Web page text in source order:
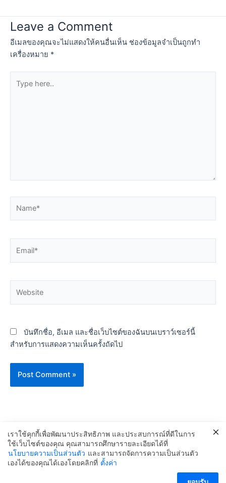
Leave a Comment
อีเมลของคุณจะไม่แสดงให้คนอื่นเห็น ช่องข้อมูลจำเป็นถูกทำ
เครื่องหมาย *
here..
บันทึกชื่อ, อีเมล และชื่อเว็บไซต์ของฉันบนเบราว์เซอร์นี้
สำหรับการแสดงความเห็นครั้งถัดไป
Copyright © 2024 สน.ลำผักชี
เราใช้คุกกี้เพื่อพัฒนาประสิทธิภาพ และประสบการณ์ที่ดีในการ
ใช้เว็บไซต์ของคุณ คุณสามารถศึกษารายละเอียดได้ที่
นโยบายความเป็นส่วนตัว และสามารถจัดการความเป็นส่วนตัว
เองได้ของคุณได้เองโดยคลิกที่ ตั้งค่า